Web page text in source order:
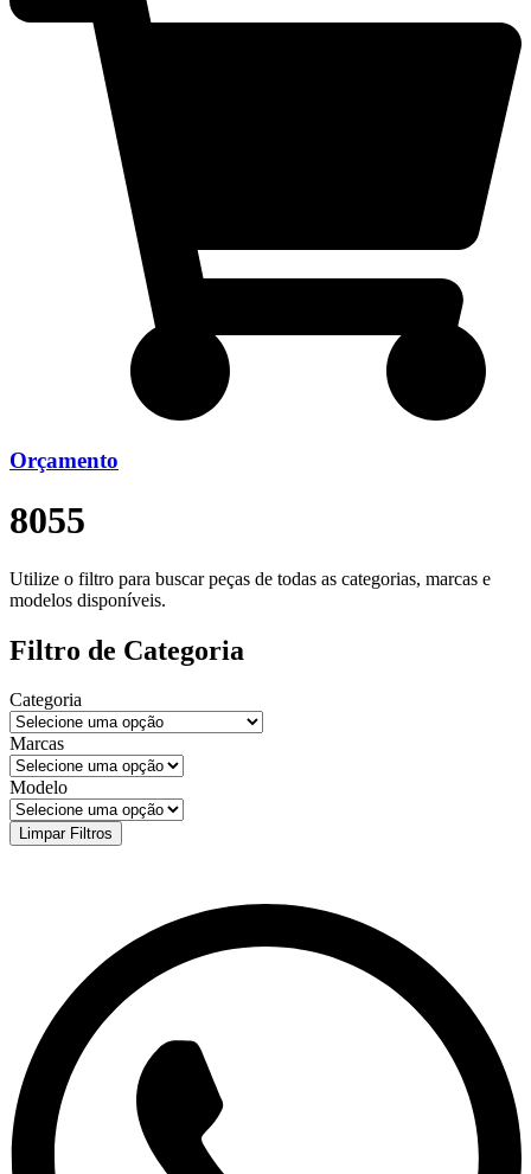
Orçamento
8055
Utilize o filtro para buscar peças de todas as categorias, marcas e
modelos disponíveis.
Filtro de Categoria
Categoria
Marcas
Modelo
Limpar Filtros